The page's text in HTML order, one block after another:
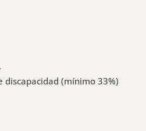
discapacidad (mínimo 33%)